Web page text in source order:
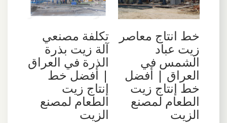
خط انتاج معاصر
زيت عباد
الشمس في
العراق | أفضل
خط إنتاج زيت
الطعام لمصنع
الزيت
تكلفة مصنعي
آلة زيت بذرة
الذرة في العراق
| أفضل خط
إنتاج زيت
الطعام لمصنع
الزيت